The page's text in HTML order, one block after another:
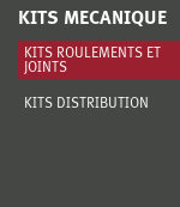
KITS MECANIQUE
KITS ROULEMENTS ET
JOINTS
KITS DISTRIBUTION